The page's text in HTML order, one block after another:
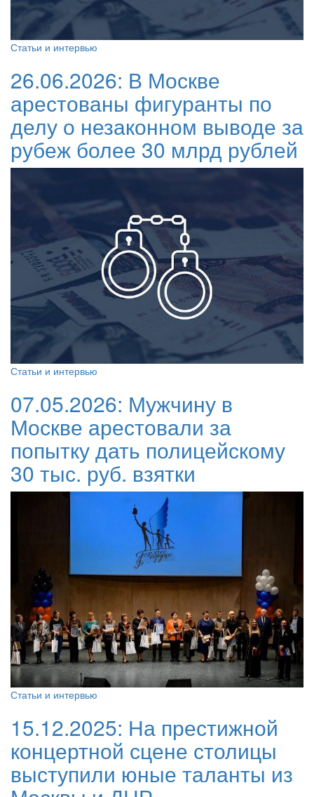
Статьи и интервью
26.06.2026: В Москве
арестованы фигуранты по
делу о незаконном выводе за
рубеж более 30 млрд рублей
Статьи и интервью
07.05.2026: Мужчину в
Москве арестовали за
попытку дать полицейскому
30 тыс. руб. взятки
Статьи и интервью
15.12.2025: На престижной
концертной сцене столицы
выступили юные таланты из